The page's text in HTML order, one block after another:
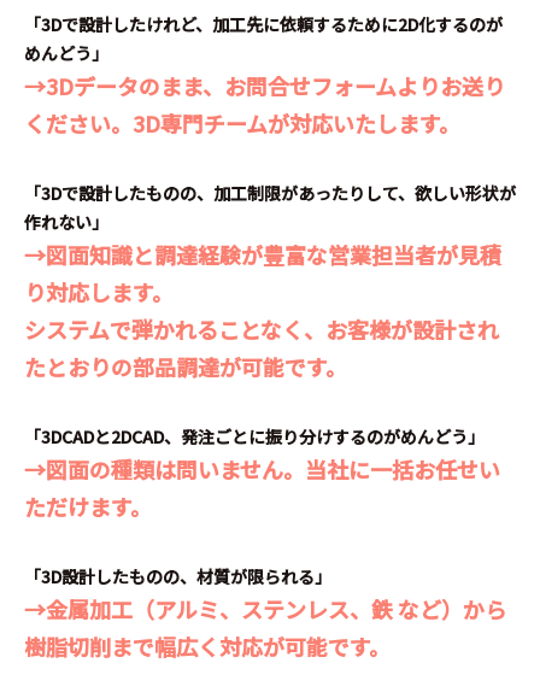
「3Dで設計したけれど、加工先に依頼するために2D化するのが
めんどう」
→3Dデータのまま、お問合せフォームよりお送り
ください。3D専門チームが対応いたします。
「3Dで設計したものの、加工制限があったりして、欲しい形状が
作れない」
→図面知識と調達経験が豊富な営業担当者が見積
り対応します。
システムで弾かれることなく、お客様が設計され
たとおりの部品調達が可能です。
「3DCADと2DCAD、発注ごとに振り分けするのがめんどう」
→図面の種類は問いません。当社に一括お任せい
ただけます。
「3D設計したものの、材質が限られる」
→金属加工（アルミ、ステンレス、鉄 など）から
樹脂切削まで幅広く対応が可能です。